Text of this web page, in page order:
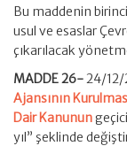
Bu maddenin
usul ve esaslar
çıkarılacak
MADDE 26- 24/12/
Ajansının
Dair Kanunun
yıl” şeklinde